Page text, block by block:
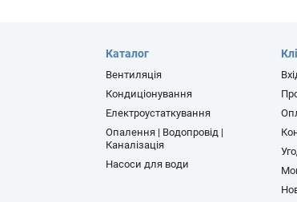
Каталог
Вентиляція
Кондиціонування
Електроустаткування
Опалення | Водопровід |
Каналізація
Насоси для води